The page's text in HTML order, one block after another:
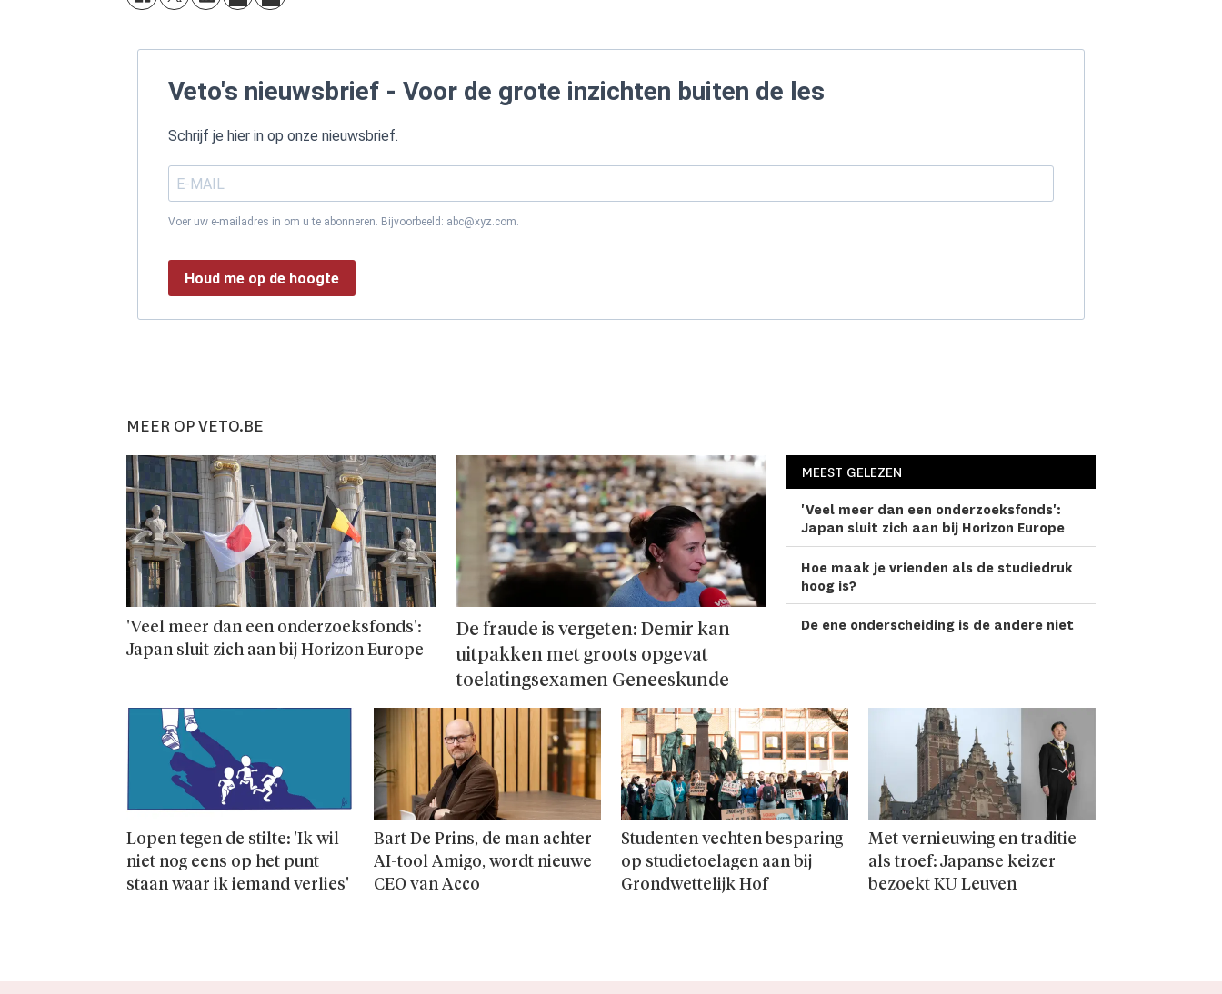
Veto's nieuwsbrief - Voor de grote inzichten buiten de les
Schrijf je hier in op onze nieuwsbrief.
Voer uw e-mailadres in om u te abonneren. Bijvoorbeeld: abc@xyz.com.
Houd me op de hoogte
MEER OP VETO.BE
'Veel meer dan een onderzoeks­fonds':
Japan sluit zich aan bij Horizon Europe
De fraude is vergeten: Demir kan
uitpakken met groots opgevat
toelatingsexamen Geneeskunde
MEEST GELEZEN
'Veel meer dan een onderzoeks­fonds':
Japan sluit zich aan bij Horizon Europe
Hoe maak je vrienden als de studiedruk
hoog is?
De ene onderscheiding is de andere niet
Lopen tegen de stilte: 'Ik wil
niet nog eens op het punt
staan waar ik iemand verlies'
Bart De Prins, de man achter
AI-tool Amigo, wordt nieuwe
CEO van Acco
Studenten vechten besparing
op studie­toelagen aan bij
Grondwettelijk Hof
Met vernieuwing en traditie
als troef: Japanse keizer
bezoekt KU Leuven